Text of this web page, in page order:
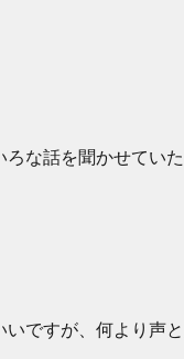
な話を聞かせてい
ですが、何より声